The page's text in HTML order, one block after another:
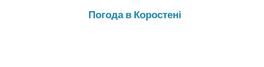
Погода в Коростені